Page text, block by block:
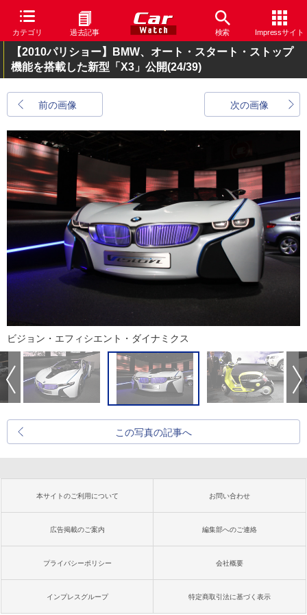
カテゴリ 過去記事 検索 Impressサイト
【2010パリショー】BMW、オート・スタート・ストップ
機能を搭載した新型「X3」公開(24/39)
前の画像 次の画像
ビジョン・エフィシエント・ダイナミクス
この写真の記事へ
本サイトのご利用について お問い合わせ
広告掲載のご案内 編集部へのご連絡
プライバシーポリシー 会社概要
インプレスグループ 特定商取引法に基づく表示